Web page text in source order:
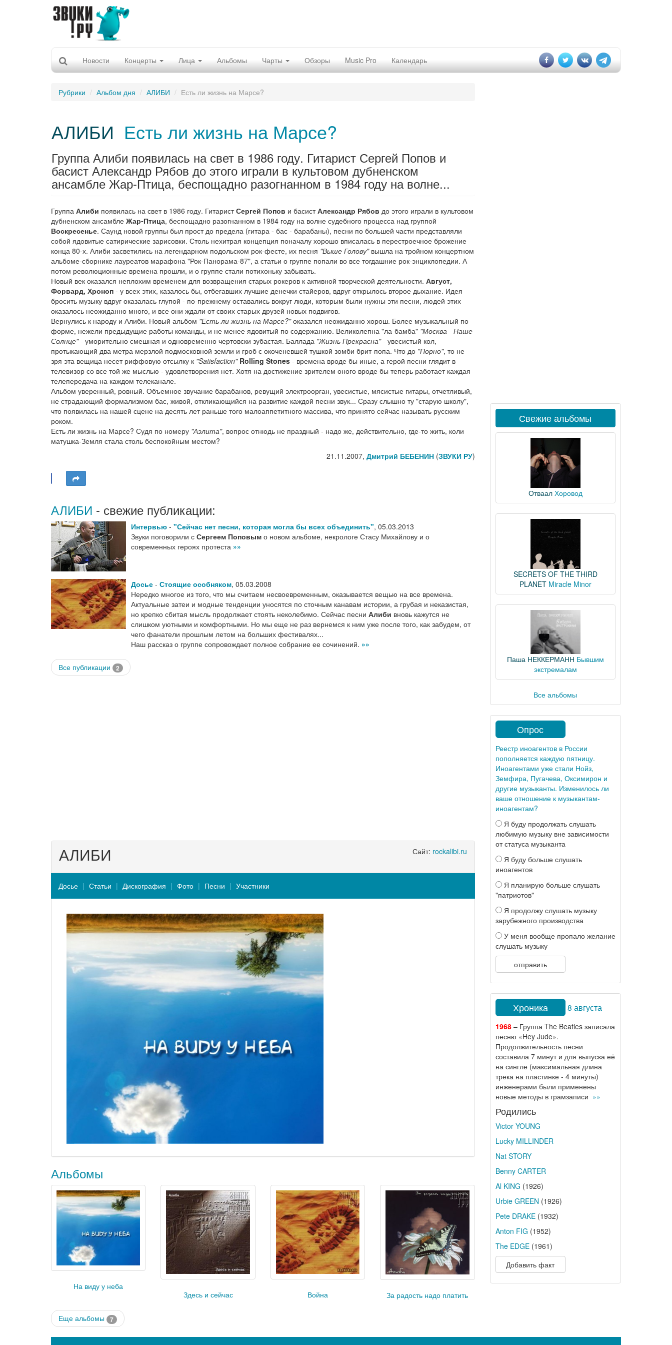
Новости Концерты Лица Альбомы Чарты Обзоры Music Pro Календарь
Рубрики Альбом дня АЛИБИ Есть ли жизнь на Марсе?
АЛИБИ Есть ли жизнь на Марсе?
Группа Алиби появилась на свет в 1986 году. Гитарист Сергей Попов и
басист Александр Рябов до этого играли в культовом дубненском
ансамбле Жар-Птица, беспощадно разогнанном в 1984 году на волне...
Группа Алиби появилась на свет в 1986 году. ГитаристСергей Попов и басистАлександр Рябов до этого играли в культовом
дубненском ансамбле Жар-Птица, беспощадно разогнанном в 1984 году на волне судебного процесса над группой
Воскресенье. Саунд новой группы был прост до предела (гитара - бас - барабаны), песни по большей части представляли
собой ядовитые сатирические зарисовки. Столь нехитрая концепция поначалу хорошо вписалась в перестроечное брожение
конца 80-х. Алиби засветились на легендарном подольском рок-фесте, их песня "Выше Голову"вышла на тройном концертном
альбоме-сборнике лауреатов марафона "Рок-Панорама-87", а статьи о группе попали во все тогдашние рок-энциклопедии. А
потом революционные времена прошли, и о группе стали потихоньку забывать.
Новый век оказался неплохим временем для возвращения старых рокеров к активной творческой деятельности. Август,
Форвард, Хроноп - у всех этих, казалось бы, отбегавших лучшие денечки стайеров, вдруг открылось второе дыхание. Идея
бросить музыку вдруг оказалась глупой - по-прежнему оставались вокруг люди, которым были нужны эти песни, людей этих
оказалось неожиданно много, и все они ждали от своих старых друзей новых подвигов.
Вернулись к народу и Алиби. Новый альбом "Есть ли жизнь на Марсе?"оказался неожиданно хорош. Более музыкальный по
форме, нежели предыдущие работы команды, и не менее ядовитый по содержанию. Великолепна "ла-бамба" "Москва - Наше
Солнце"- уморительно смешная и одновременно чертовски зубастая. Баллада "Жизнь Прекрасна"- увесистый кол,
протыкающий два метра мерзлой подмосковной земли и гроб с окоченевшей тушкой зомби брит-попа. Что до "Порно", то не
зря эта вещица несет риффовую отсылку к "Satisfaction" Rolling Stones - времена вроде бы иные, а герой песни глядит в
телевизор со все той же мыслью - удовлетворения нет. Хотя на достижение зрителем оного вроде бы теперь работает каждая
телепередача на каждом телеканале.
Альбом уверенный, ровный. Объемное звучание барабанов, ревущий электроорган, увесистые, мясистые гитары, отчетливый,
не страдающий формализмом бас, живой, откликающийся на развитие каждой песни звук... Сразу слышно ту "старую школу",
что появилась на нашей сцене на десять лет раньше того малоаппетитного массива, что принято сейчас называть русским
роком.
Есть ли жизнь на Марсе? Судя по номеру "Аэлита", вопрос отнюдь не праздный - надо же, действительно, где-то жить, коли
матушка-Земля стала столь беспокойным местом?
21.11.2007, Дмитрий БЕБЕНИН(ЗВУКИ РУ)
АЛИБИ - свежие публикации:
Интервью - "Сейчас нет песни, которая могла бы всех объединить", 05.03.2013
Звуки поговорили с Сергеем Поповым о новом альбоме, некрологе Стасу Михайлову и о
современных героях протеста »»
Досье - Стоящие особняком, 05.03.2008
Нередко многое из того, что мы считаем несвоевременным, оказывается вещью на все времена.
Актуальные затеи и модные тенденции уносятся по сточным канавам истории, а грубая и неказистая,
но крепко сбитая мысль продолжает стоять неколебимо. Сейчас песни Алиби вновь кажутся не
слишком уютными и комфортными. Но мы еще не раз вернемся к ним уже после того, как забудем, от
чего фанатели прошлым летом на больших фестивалях...
Наш рассказ о группе сопровождает полное собрание ее сочинений. »»
Все публикации 2
Сайт: rockalibi.ru
АЛИБИ
Досье Статьи Дискография Фото Песни Участники
Альбомы
На виду у неба
Здесь и сейчас
Война За радость надо платить
Еще альбомы 7
Свежие альбомы
Отваал Хоровод
SECRETS OF THE THIRD
PLANET Miracle Minor
Паша НЕККЕРМАНН Бывшим
экстремалам
Все альбомы
Опрос
Реестр иноагентов в России
пополняется каждую пятницу.
Иноагентами уже стали Нойз,
Земфира, Пугачева, Оксимирон и
другие музыканты. Изменилось ли
ваше отношение к музыкантам-
иноагентам?
Я буду продолжать слушать
любимую музыку вне зависимости
от статуса музыканта
Я буду больше слушать
иноагентов
Я планирую больше слушать
"патриотов"
Я продолжу слушать музыку
зарубежного производства
У меня вообще пропало желание
слушать музыку
отправить
Хроника 8 августа
1968– Группа The Beatles записала
песню «Hey Jude».
Продолжительность песни
составила 7 минут и для выпуска её
на сингле (максимальная длина
трека на пластинке - 4 минуты)
инженерами были применены
новые методы в грамзаписи »»
Родились
Victor YOUNG
Lucky MILLINDER
Nat STORY
Benny CARTER
Al KING (1926)
Urbie GREEN (1926)
Pete DRAKE(1932)
Anton FIG (1952)
The EDGE(1961)
Добавить факт